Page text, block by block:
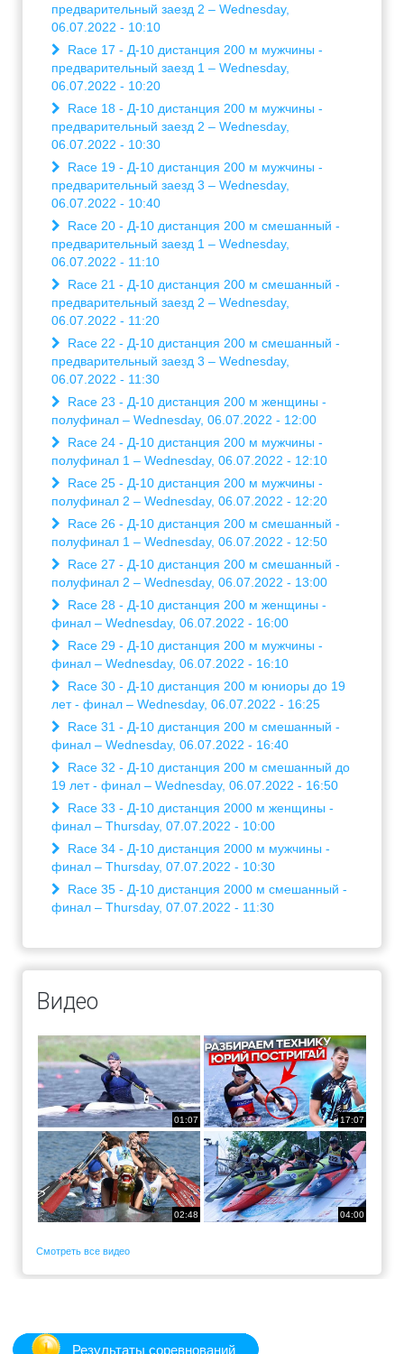
предварительный заезд 2 – Wednesday,
06.07.2022 - 10:10
Race 17 - Д-10 дистанция 200 м мужчины -
предварительный заезд 1 – Wednesday,
06.07.2022 - 10:20
Race 18 - Д-10 дистанция 200 м мужчины -
предварительный заезд 2 – Wednesday,
06.07.2022 - 10:30
Race 19 - Д-10 дистанция 200 м мужчины -
предварительный заезд 3 – Wednesday,
06.07.2022 - 10:40
Race 20 - Д-10 дистанция 200 м смешанный -
предварительный заезд 1 – Wednesday,
06.07.2022 - 11:10
Race 21 - Д-10 дистанция 200 м смешанный -
предварительный заезд 2 – Wednesday,
06.07.2022 - 11:20
Race 22 - Д-10 дистанция 200 м смешанный -
предварительный заезд 3 – Wednesday,
06.07.2022 - 11:30
Race 23 - Д-10 дистанция 200 м женщины -
полуфинал – Wednesday, 06.07.2022 - 12:00
Race 24 - Д-10 дистанция 200 м мужчины -
полуфинал 1 – Wednesday, 06.07.2022 - 12:10
Race 25 - Д-10 дистанция 200 м мужчины -
полуфинал 2 – Wednesday, 06.07.2022 - 12:20
Race 26 - Д-10 дистанция 200 м смешанный -
полуфинал 1 – Wednesday, 06.07.2022 - 12:50
Race 27 - Д-10 дистанция 200 м смешанный -
полуфинал 2 – Wednesday, 06.07.2022 - 13:00
Race 28 - Д-10 дистанция 200 м женщины -
финал – Wednesday, 06.07.2022 - 16:00
Race 29 - Д-10 дистанция 200 м мужчины -
финал – Wednesday, 06.07.2022 - 16:10
Race 30 - Д-10 дистанция 200 м юниоры до 19
лет - финал – Wednesday, 06.07.2022 - 16:25
Race 31 - Д-10 дистанция 200 м смешанный -
финал – Wednesday, 06.07.2022 - 16:40
Race 32 - Д-10 дистанция 200 м смешанный до
19 лет - финал – Wednesday, 06.07.2022 - 16:50
Race 33 - Д-10 дистанция 2000 м женщины -
финал – Thursday, 07.07.2022 - 10:00
Race 34 - Д-10 дистанция 2000 м мужчины -
финал – Thursday, 07.07.2022 - 10:30
Race 35 - Д-10 дистанция 2000 м смешанный -
финал – Thursday, 07.07.2022 - 11:30
Видео
01:07 17:07
02:48 04:00
Смотреть все видео
Результаты соревнований